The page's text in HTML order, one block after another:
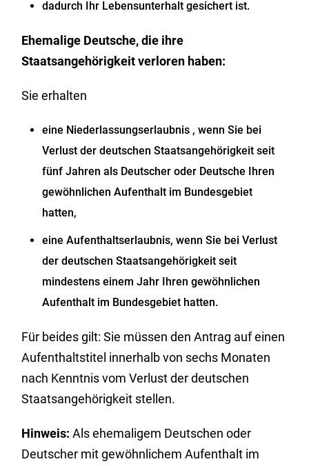
dadurch Ihr Lebensunterhalt gesichert ist.
Ehemalige Deutsche, die ihre
Staatsangehörigkeit verloren haben:
Sie erhalten
eine Niederlassungserlaubnis , wenn Sie bei
Verlust der deutschen Staatsangehörigkeit seit
fünf Jahren als Deutscher oder Deutsche Ihren
gewöhnlichen Aufenthalt im Bundesgebiet
hatten,
eine Aufenthaltserlaubnis, wenn Sie bei Verlust
der deutschen Staatsangehörigkeit seit
mindestens einem Jahr Ihren gewöhnlichen
Aufenthalt im Bundesgebiet hatten.
Für beides gilt: Sie müssen den Antrag auf einen
Aufenthaltstitel innerhalb von sechs Monaten
nach Kenntnis vom Verlust der deutschen
Staatsangehörigkeit stellen.
Hinweis: Als ehemaligem Deutschen oder
Deutscher mit gewöhnlichem Aufenthalt im